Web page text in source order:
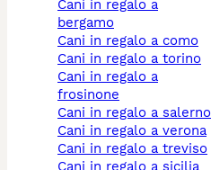
cani in regalo a
bergamo
cani in regalo a como
cani in regalo a torino
cani in regalo a
frosinone
cani in regalo a salerno
cani in regalo a verona
cani in regalo a treviso